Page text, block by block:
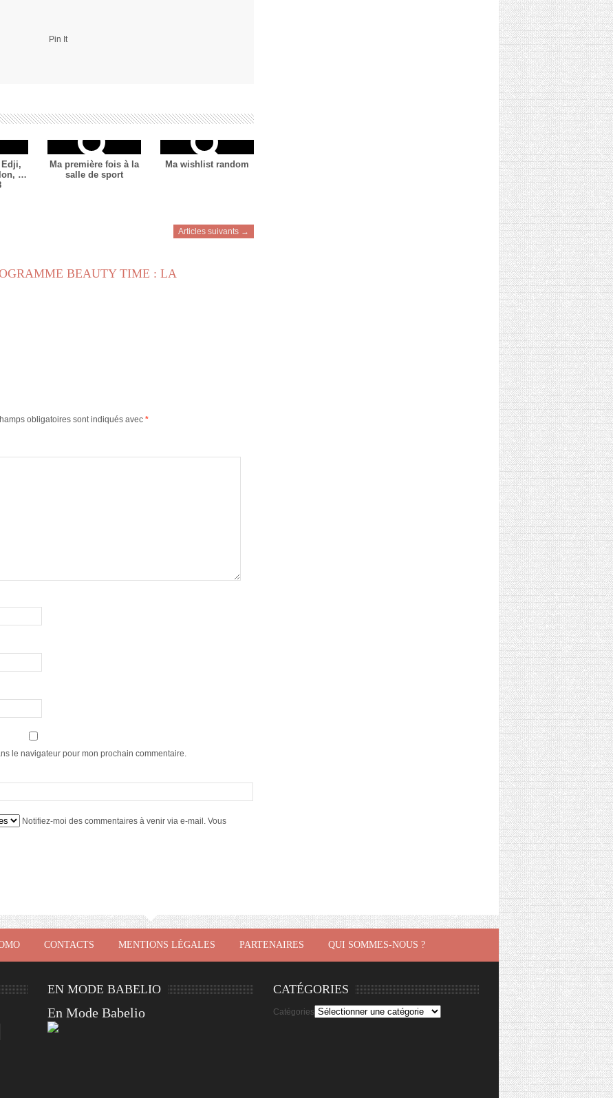
Pin It
Edji,
…
Ma première fois à la
salle de sport
Ma wishlist random
Articles suivants →
BEAUTY TIME : LA
obligatoires sont indiqués avec *
le navigateur pour mon prochain commentaire.
Notifiez-moi des commentaires à venir via e-mail. Vous
CONTACTS MENTIONS LÉGALES PARTENAIRES QUI SOMMES-NOUS ?
EN MODE BABELIO
En Mode Babelio
CATÉGORIES
Catégories